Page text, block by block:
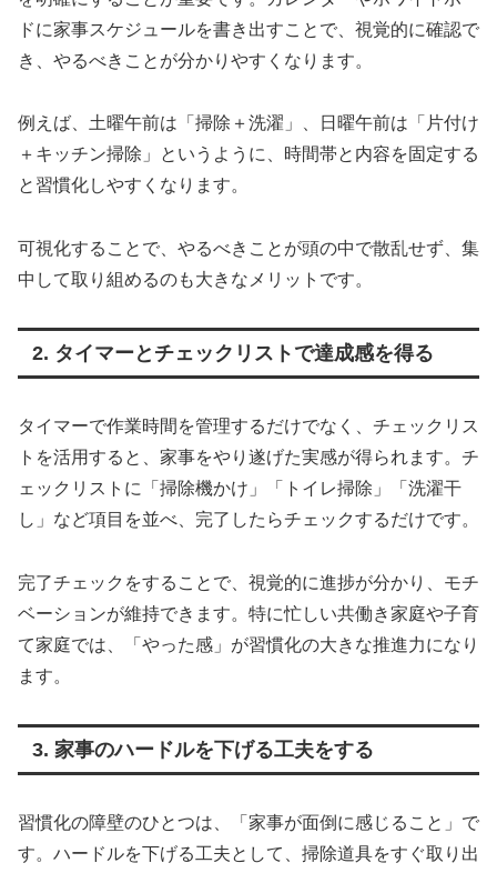
ドに家事スケジュールを書き出すことで、視覚的に確認で
き、やるべきことが分かりやすくなります。
例えば、土曜午前は「掃除＋洗濯」、日曜午前は「片付け
＋キッチン掃除」というように、時間帯と内容を固定する
と習慣化しやすくなります。
可視化することで、やるべきことが頭の中で散乱せず、集
中して取り組めるのも大きなメリットです。
2. タイマーとチェックリストで達成感を得る
タイマーで作業時間を管理するだけでなく、チェックリス
トを活用すると、家事をやり遂げた実感が得られます。チ
ェックリストに「掃除機かけ」「トイレ掃除」「洗濯干
し」など項目を並べ、完了したらチェックするだけです。
完了チェックをすることで、視覚的に進捗が分かり、モチ
ベーションが維持できます。特に忙しい共働き家庭や子育
て家庭では、「やった感」が習慣化の大きな推進力になり
ます。
3. 家事のハードルを下げる工夫をする
習慣化の障壁のひとつは、「家事が面倒に感じること」で
す。ハードルを下げる工夫として、掃除道具をすぐ取り出